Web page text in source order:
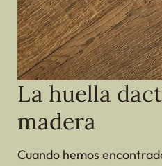
La huella
madera
Cuando hemos